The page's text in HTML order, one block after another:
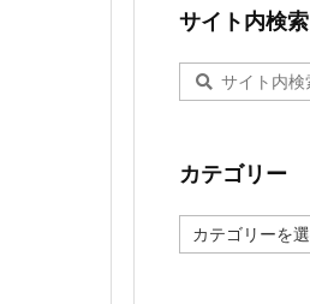
サイト内検索
カテゴリー
テ